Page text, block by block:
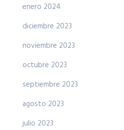
enero 2024
diciembre 2023
noviembre 2023
octubre 2023
septiembre 2023
agosto 2023
julio 2023